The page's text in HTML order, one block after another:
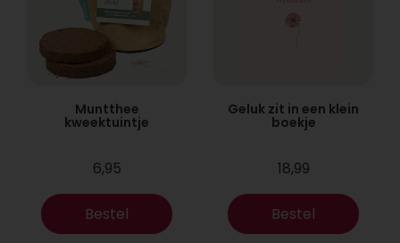
Muntthee
kweektuintje
6,95
Bestel
Geluk zit in een klein
boekje
18,99
Bestel